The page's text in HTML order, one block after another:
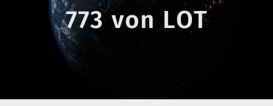
773 von LOT